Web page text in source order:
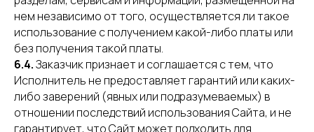
нем независимо от того, осуществляется ли такое
использование с получением какой-либо платы или
без получения такой платы.
6.4.Заказчик признает и соглашается с тем, что
Исполнитель не предоставляет гарантий или каких-
либо заверений (явных или подразумеваемых) в
отношении последствий использования Сайта, и не
гарантирует, что Сайт может подходить для